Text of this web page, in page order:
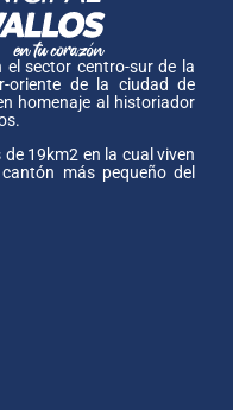
el sector centro-sur de la
oriente de la ciudad de
homenaje al historiador
19km2 en la cual viven
más pequeño del